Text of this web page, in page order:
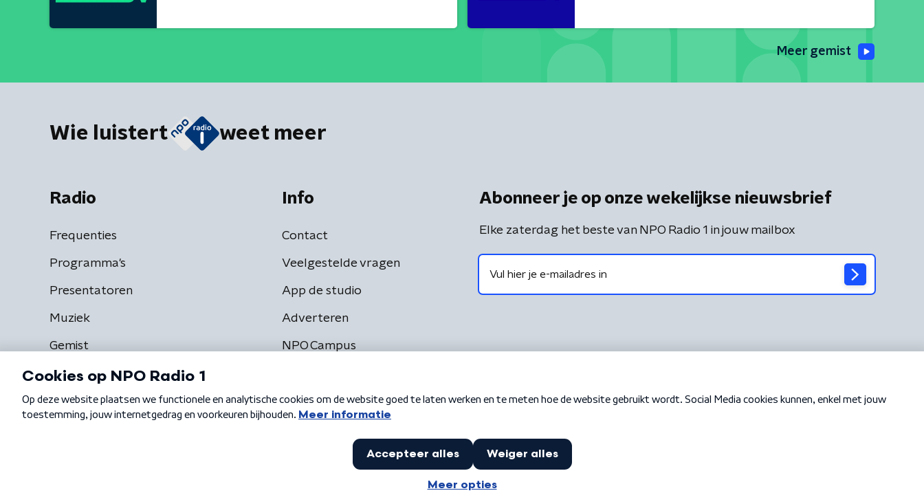
Meer gemist
Wie luistert weet meer
Radio
Frequenties
Programma's
Presentatoren
Muziek
Gemist
Info
Contact
Veelgestelde vragen
App de studio
Adverteren
NPO Campus
Abonneer je op onze wekelijkse nieuwsbrief
Elke zaterdag het beste van NPO Radio 1 in jouw mailbox
Algemene voorwaarden Privacybeleid